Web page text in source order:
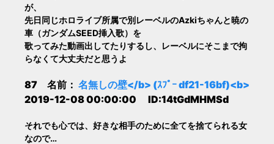
が、
先日同じホロライブ所属で別レーベルのAzkiちゃんと暁の
車（ガンダムSEED挿入歌）を
歌ってみた動画出してたりするし、レーベルにそこまで拘
らなくて大丈夫だと思うよ
87 名前： 名無しの壁</b> (ｽﾌﾟｰ df21-16bf)<b>
2019-12-08 00:00:00 ID:14tGdMHMSd
それでも心では、好きな相手のために全てを捨てられる女
なので…